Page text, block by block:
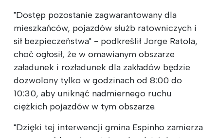
"Dostęp pozostanie zagwarantowany dla
mieszkańców, pojazdów służb ratowniczych i
sił bezpieczeństwa" - podkreślił Jorge Ratola,
choć ogłosił, że w omawianym obszarze
załadunek i rozładunek dla zakładów będzie
dozwolony tylko w godzinach od 8:00 do
10:30, aby uniknąć nadmiernego ruchu
ciężkich pojazdów w tym obszarze.
"Dzięki tej interwencji gmina Espinho zamierza